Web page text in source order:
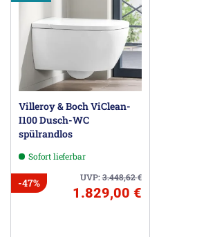
Villeroy & Boch ViClean-
I100 Dusch-WC
spülrandlos
Sofort lieferbar
UVP:3.448,62€
-47%
1.829,00 €